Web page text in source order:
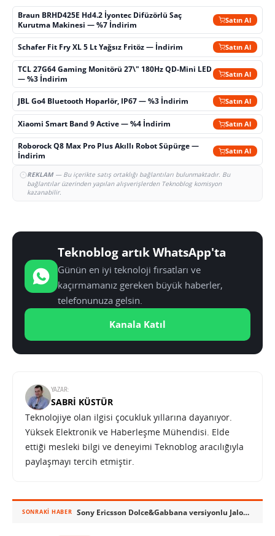
Braun BRHD425E Hd4.2 İyontec Difüzörlü Saç
Kurutma Makinesi — %7 İndirim
Satın Al
Schafer Fit Fry XL 5 Lt Yağsız Fritöz — İndirim Satın Al
TCL 27G64 Gaming Monitörü 27\" 180Hz QD-Mini LED
— %3 İndirim
Satın Al
JBL Go4 Bluetooth Hoparlör, IP67 — %3 İndirim Satın Al
Xiaomi Smart Band 9 Active — %4 İndirim Satın Al
Roborock Q8 Max Pro Plus Akıllı Robot Süpürge —
İndirim
Satın Al
REKLAM— Bu içerikte satış ortaklığı bağlantıları bulunmaktadır. Bu
bağlantılar üzerinden yapılan alışverişlerden Teknoblog komisyon
kazanabilir.
Teknoblog artık WhatsApp'ta
Günün en iyi teknoloji fırsatları ve
kaçırmamanız gereken büyük haberler,
telefonunuza gelsin.
Kanala Katıl
YAZAR:
SABRI KÜSTÜR
Teknolojiye olan ilgisi çocukluk yıllarına dayanıyor.
Yüksek Elektronik ve Haberleşme Mühendisi. Elde
ettiği mesleki bilgi ve deneyimi Teknoblog aracılığıyla
paylaşmayı tercih etmiştir.
SONRAKI HABER Sony Ericsson Dolce&Gabbana versiyonlu Jalou ile stil meraklılarını cezbedecek – Galeri